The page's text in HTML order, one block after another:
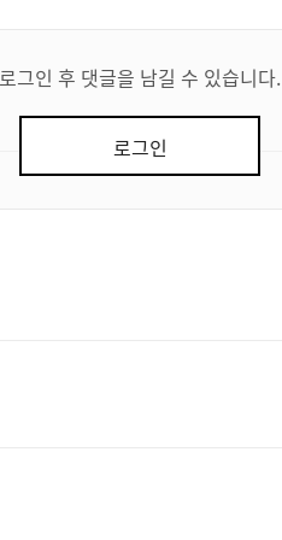
로그인 후 댓글을 남길 수 있습니다.
로그인